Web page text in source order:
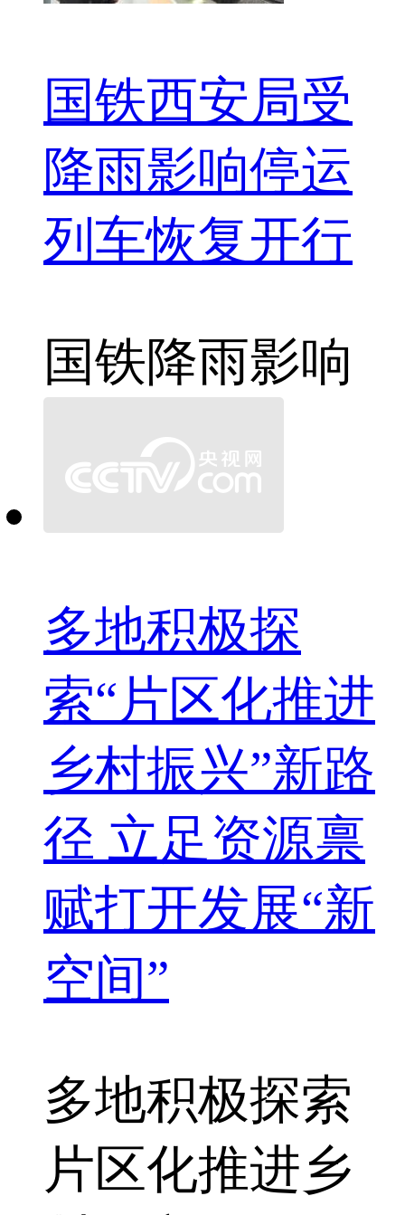
国铁西安局受
降雨影响停运
列车恢复开行
国铁降雨影响
多地积极探
索“片区化推进
乡村振兴”新路
径 立足资源禀
赋打开发展“新
空间”
多地积极探索
片区化推进乡